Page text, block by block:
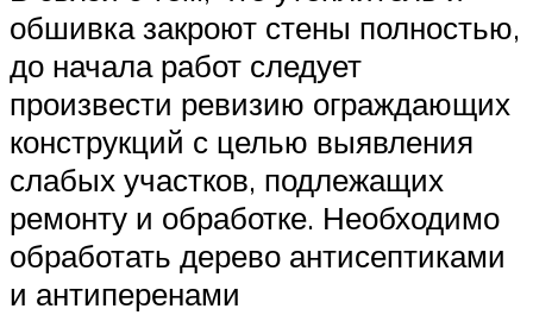
обшивка закроют стены полностью,
до начала работ следует
произвести ревизию ограждающих
конструкций с целью выявления
слабых участков, подлежащих
ремонту и обработке. Необходимо
обработать дерево антисептиками
и антиперенами